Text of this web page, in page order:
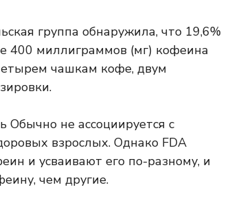
группа обнаружила, что 19,6%
400 миллиграммов (мг) кофеина
чашкам кофе, двум
Обычно не ассоциируется с
взрослых. Однако FDA
и усваивают его по-разному, и
чем другие.